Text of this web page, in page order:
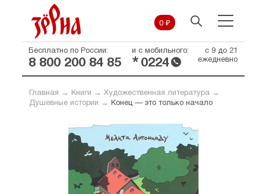
0 ₽
Бесплатно по России:
8 800 200 84 85
и с мобильного:
* 0224
с 9 до 21
ежедневно
Главная → Книги → Художественная литература→
Душевные истории → Конец — это только начало